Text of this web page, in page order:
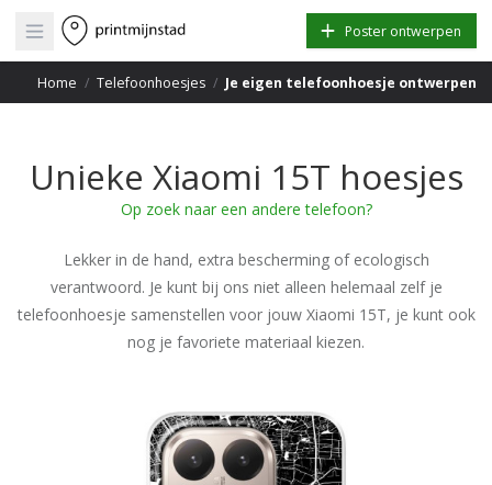
Open main menu Poster ontwerpen
Home / Telefoonhoesjes / Je eigen telefoonhoesje ontwerpen
Unieke Xiaomi 15T hoesjes
Op zoek naar een andere telefoon?
Lekker in de hand, extra bescherming of ecologisch
verantwoord. Je kunt bij ons niet alleen helemaal zelf je
telefoonhoesje samenstellen voor jouw Xiaomi 15T, je kunt ook
nog je favoriete materiaal kiezen.